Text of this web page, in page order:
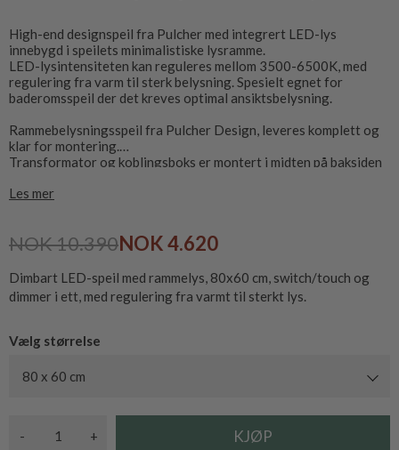
High-end designspeil fra Pulcher med integrert LED-lys
innebygd i speilets minimalistiske lysramme.
LED-lysintensiteten kan reguleres mellom 3500-6500K, med
regulering fra varm til sterk belysning. Spesielt egnet for
baderomsspeil der det kreves optimal ansiktsbelysning.
Rammebelysningsspeil fra Pulcher Design, leveres komplett og
klar for montering.
Transformator og koblingsboks er montert i midten på baksiden
speilet i den andre retningen vil berøring/bryteren være plassert
CE-merket og IP44-godkjent, kobles direkte til 230V.
Les mer
NOK 10.390NOK 4.620
Dimbart LED-speil med rammelys, 80x60 cm, switch/touch og
dimmer i ett, med regulering fra varmt til sterkt lys.
Vælg størrelse
80 x 60 cm
- +